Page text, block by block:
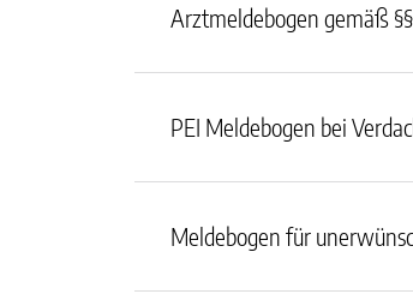
Arztmeldebogen gemäß
PEI Meldebogen bei
Meldebogen für